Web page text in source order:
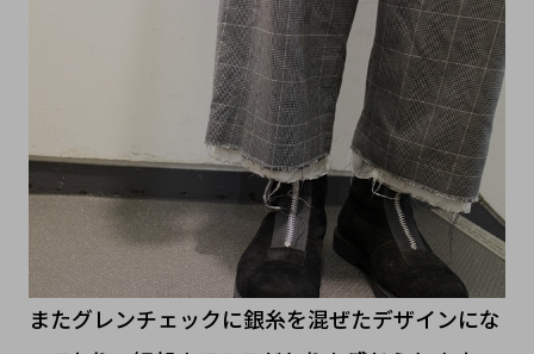
またグレンチェックに銀糸を混ぜたデザインにな